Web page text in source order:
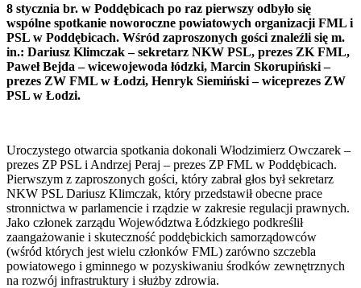
8 stycznia br. w Poddębicach po raz pierwszy odbyło się
wspólne spotkanie noworoczne powiatowych organizacji FML i
PSL w Poddębicach. Wśród zaproszonych gości znaleźli się m.
in.: Dariusz Klimczak – sekretarz NKW PSL, prezes ZK FML,
Paweł Bejda – wicewojewoda łódzki, Marcin Skorupiński –
prezes ZW FML w Łodzi, Henryk Siemiński – wiceprezes ZW
PSL w Łodzi.
Uroczystego otwarcia spotkania dokonali Włodzimierz Owczarek –
prezes ZP PSL i Andrzej Peraj – prezes ZP FML w Poddębicach.
Pierwszym z zaproszonych gości, który zabrał głos był sekretarz
NKW PSL Dariusz Klimczak, który przedstawił obecne prace
stronnictwa w parlamencie i rządzie w zakresie regulacji prawnych.
Jako członek zarządu Województwa Łódzkiego podkreślił
zaangażowanie i skuteczność poddębickich samorządowców
(wśród których jest wielu członków FML) zarówno szczebla
powiatowego i gminnego w pozyskiwaniu środków zewnętrznych
na rozwój infrastruktury i służby zdrowia.